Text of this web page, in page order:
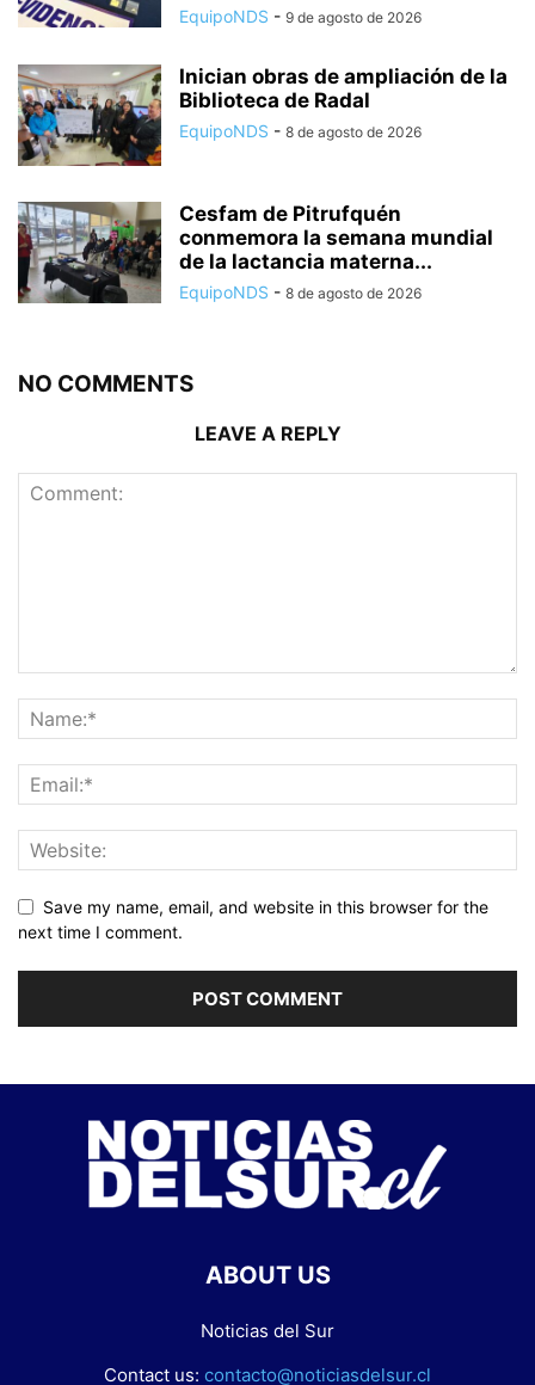
EquipoNDS - 9 de agosto de 2026
Inician obras de ampliación de la
Biblioteca de Radal
EquipoNDS - 8 de agosto de 2026
Cesfam de Pitrufquén
conmemora la semana mundial
de la lactancia materna...
EquipoNDS - 8 de agosto de 2026
NO COMMENTS
LEAVE A REPLY
Save my name, email, and website in this browser for the
next time I comment.
ABOUT US
Noticias del Sur
Contact us: contacto@noticiasdelsur.cl